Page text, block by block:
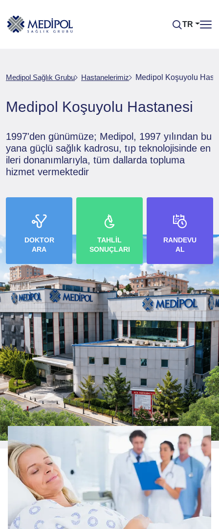
TR
Medipol Sağlık Grubu Hastanelerimiz Medipol Koşuyolu
Medipol Koşuyolu Hastanesi
1997'den günümüze; Medipol, 1997 yılından bu
yana güçlü sağlık kadrosu, tıp teknolojisinde en
ileri donanımlarıyla, tüm dallarda topluma
hizmet vermektedir
DOKTOR
ARA
TAHLİL
SONUÇLARI
RANDEVU
AL